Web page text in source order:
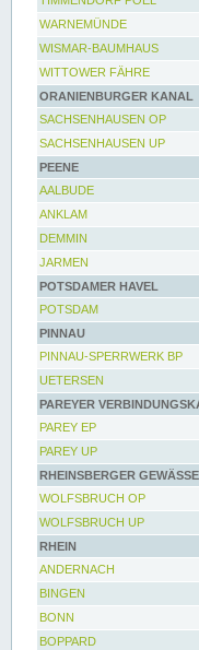
WARNEMÜNDE
WISMAR-BAUMHAUS
WITTOWER FÄHRE
ORANIENBURGER KANAL
SACHSENHAUSEN OP
SACHSENHAUSEN UP
PEENE
AALBUDE
ANKLAM
DEMMIN
JARMEN
POTSDAMER HAVEL
POTSDAM
PINNAU
PINNAU-SPERRWERK BP
UETERSEN
PAREYER
PAREY EP
PAREY UP
RHEINSBERGER
WOLFSBRUCH OP
WOLFSBRUCH UP
RHEIN
ANDERNACH
BINGEN
BONN
BOPPARD